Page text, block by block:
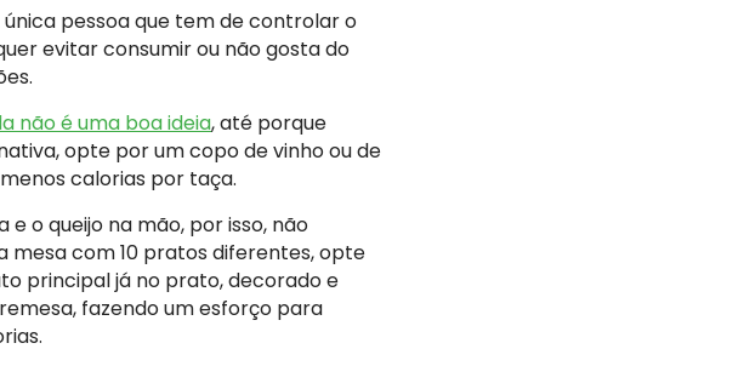
única pessoa que tem de controlar o
evitar consumir ou não gosta do
não é uma boa ideia, até porque
opte por um copo de vinho ou de
calorias por taça.
o queijo na mão, por isso, não
mesa com 10 pratos diferentes, opte
principal já no prato, decorado e
fazendo um esforço para